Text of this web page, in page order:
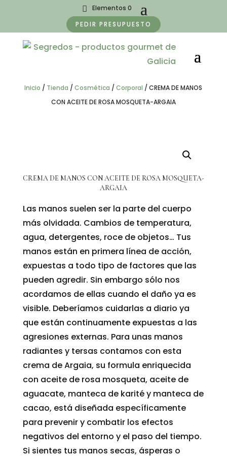
Elementos 0
PEDIR PRESUPUESTO
Inicio / Tienda /Cosmética /Corporal /CREMA DE MANOS
CON ACEITE DE ROSA MOSQUETA-ARGAIA
CREMA DE MANOS CON ACEITE DE ROSA MOSQUETA-
ARGAIA
Las manos suelen ser la parte del cuerpo
más olvidada. Cambios de temperatura,
agua, detergentes, roce de objetos… Tus
manos están en primera línea de acción,
expuestas a todo tipo de factores que las
pueden agredir. Sin embargo sólo nos
acordamos de ellas cuando el daño ya es
visible. Deberíamos cuidarlas a diario ya
que están continuamente expuestas a las
agresiones externas. Para unas manos
radiantes y tersas contamos con esta
crema de Argaia, su formula enriquecida
con aceite de rosa mosqueta, aceite de
aguacate, manteca de karité y manteca de
cacao, está diseñada específicamente
para prevenir y combatir los efectos
negativos del entorno y el paso del tiempo.
Si sientes tus manos secas, ásperas o